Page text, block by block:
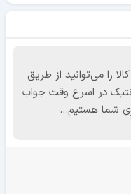
را می‌توانید از طریق
در اسرع وقت جواب
شما هستیم...